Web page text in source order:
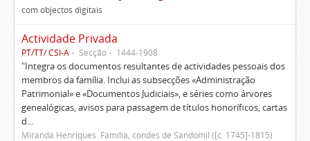
com objectos digitais
Actividade Privada
PT/TT/ CSI-A Secção 1444-1908
"Integra os documentos resultantes de actividades pessoais dos
membros da família. Inclui as subsecções «Administração
Patrimonial» e «Documentos Judiciais», e séries como árvores
genealógicas, avisos para passagem de títulos honoríficos, cartas
d...
Miranda Henriques. Família, condes de Sandomil ([c. 1745]-1815)